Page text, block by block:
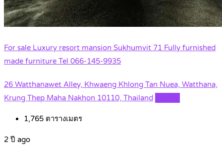
For sale Luxury resort mansion Sukhumvit 71 Fully furnished
made furniture Tel 066-145-9935
26 Watthanawet Alley, Khwaeng Khlong Tan Nuea, Watthana,
Krung Thep Maha Nakhon 10110, Thailand
1,765 ตารางเมตร
2 ปี ago